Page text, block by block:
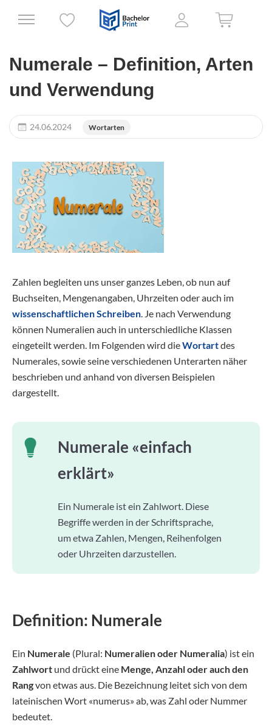
Numerale – Definition, Arten
und Verwendung
24.06.2024 Wortarten
Zahlen begleiten uns unser ganzes Leben, ob nun auf
Buchseiten, Mengenangaben, Uhrzeiten oder auch im
wissenschaftlichen Schreiben. Je nach Verwendung
können Numeralien auch in unterschiedliche Klassen
eingeteilt werden. Im Folgenden wird dieWortartdes
Numerales, sowie seine verschiedenen Unterarten näher
beschrieben und anhand von diversen Beispielen
dargestellt.
Numerale «einfach
erklärt»
Ein Numerale ist ein Zahlwort. Diese
Begriffe werden in der Schriftsprache,
um etwa Zahlen, Mengen, Reihenfolgen
oder Uhrzeiten darzustellen.
Definition: Numerale
Ein Numerale (Plural: Numeralien oder Numeralia) ist ein
Zahlwort und drückt eine Menge, Anzahl oder auch den
Rangvon etwas aus. Die Bezeichnung leitet sich von dem
lateinischen Wort «numerus» ab, was Zahl oder Nummer
bedeutet.